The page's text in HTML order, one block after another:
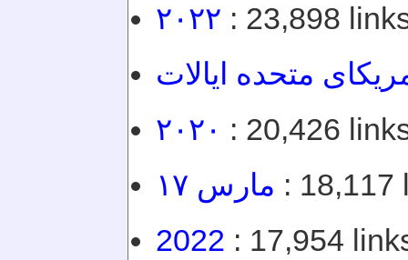
۲۰۲۲ : 23,898
متحده ایالات
۲۰۲۰ : 20,426
۱۷ مارس : 18,117
2022 : 17,954